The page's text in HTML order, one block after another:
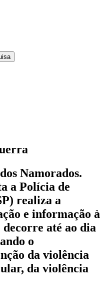
Namorados.
a Polícia de
realiza a
e informação à
decorre até ao dia
o
da violência
da violência